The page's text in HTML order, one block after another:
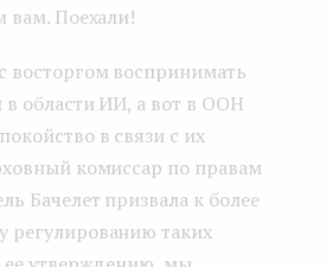
вам. Поехали!
воспринимать
в области ИИ, а вот в ООН
в связи с их
комиссар по правам
Бачелет призвала к более
регулированию таких